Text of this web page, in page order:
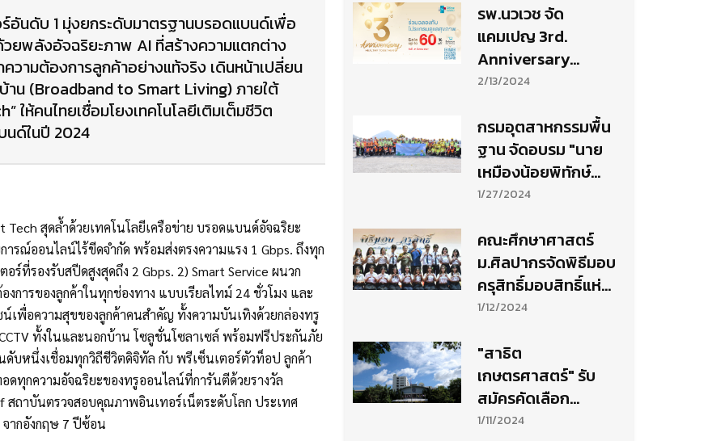
อันดับ 1 มุ่งยกระดับมาตรฐานบรอดแบนด์เพื่อ
วยพลังอัจฉริยะภาพ AI ที่สร้างความแตกต่าง
ความต้องการลูกค้าอย่างแท้จริง เดินหน้าเปลี่ยน
าน (Broadband to Smart Living) ภายใต้
ให้คนไทยเชื่อมโยงเทคโนโลยีเติมเต็มชีวิต
ด์ในปี 2024
สุดล้ำด้วยเทคโนโลยีเครือข่าย บรอดแบนด์อัจฉริยะ
รณ์ออนไลน์ไร้ขีดจำกัด พร้อมส่งตรงความแรง 1 Gbps. ถึงทุก
ร์ที่รองรับสปีดสูงสุดถึง 2 Gbps. 2) Smart Service ผนวก
การของลูกค้าในทุกช่องทาง แบบเรียลไทม์ 24 ชั่วโมง และ
เพื่อความสุขของลูกค้าคนสำคัญ ทั้งความบันเทิงด้วยกล่องทรู
ทั้งในและนอกบ้าน โซลูชั่นโซลาเซล์ พร้อมฟรีประกันภัย
บหนึ่งเชื่อมทุกวิถีชีวิตดิจิทัล กับ พรีเซ็นเตอร์ตัวท็อป ลูกค้า
ทุกความอัจฉริยะของทรูออนไลน์ที่การันตีด้วยรางวัล
ถาบันตรวจสอบคุณภาพอินเทอร์เน็ตระดับโลก ประเทศ
จากอังกฤษ 7 ปีซ้อน
รพ.นวเวช จัด
แคมเปญ 3rd.
Anniversary
Healthy Together
ตั้งแต่วันนี้ ถึง 31
มีนาคม 2567
2/13/2024
กรมอุตสาหกรรมพื้น
ฐาน จัดอบรม "นาย
เหมืองน้อยพิทักษ์
ชุมชน"
1/27/2024
คณะศึกษาศาสตร์
ม.ศิลปากรจัดพิธีมอบ
ครุสิทธิ์มอบสิทธิ์แห่ง
ความเป็นครูให้
1/12/2024
"สาธิต
เกษตรศาสตร์" รับ
สมัครคัดเลือก
นักเรียนเข้าเรียนชั้น
1/11/2024